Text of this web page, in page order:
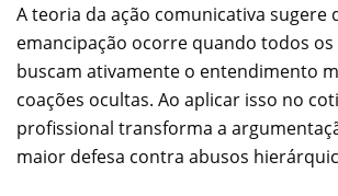
A teoria da ação comunicativa sugere
emancipação ocorre quando todos os
buscam ativamente o entendimento
coações ocultas. Ao aplicar isso no
profissional transforma a
maior defesa contra abusos